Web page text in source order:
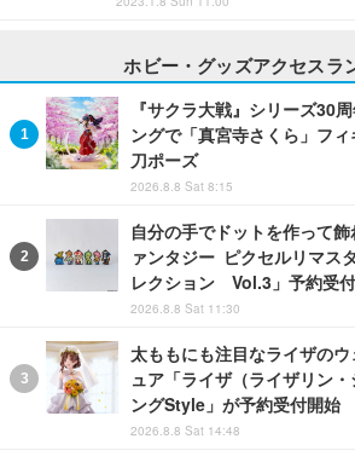
ホビー・グッズアクセスラ
『サクラ大戦』シリーズ30
ングで「真宮寺さくら」フ
刀ポーズ
2026.8.8 Sat 8:15
自分の手でドットを作って
ァンタジー ピクセルリマス
レクション Vol.3」予約受
2026.8.8 Sat 11:30
太ももにも注目なライザの
ュア「ライザ（ライザリン
ングStyle」が予約受付開始
2026.8.8 Sat 14:48